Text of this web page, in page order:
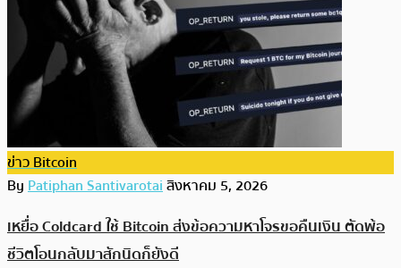
ข่าว Bitcoin
ByPatiphan Santivarotaiสิงหาคม 5, 2026
เหยื่อ Coldcard ใช้ Bitcoin ส่งข้อความหาโจรขอคืนเงิน ตัดพ้อ
ชีวิตโอนกลับมาสักนิดก็ยังดี